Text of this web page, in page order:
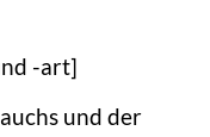
-art]
und der